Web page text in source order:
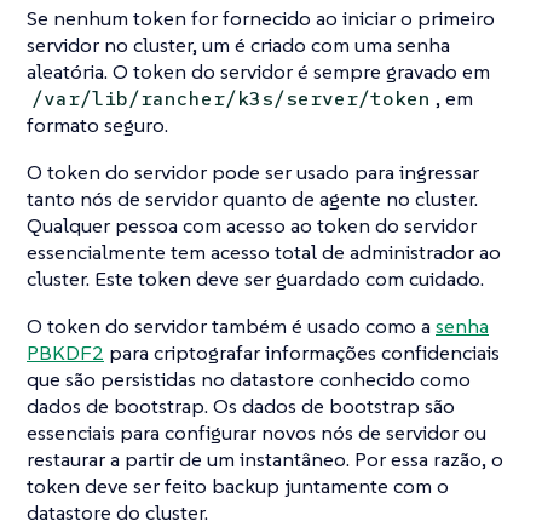
Se nenhum token for fornecido ao iniciar o primeiro
servidor no cluster, um é criado com uma senha
aleatória. O token do servidor é sempre gravado em
/var/lib/rancher/k3s/server/token , em
formato seguro.
O token do servidor pode ser usado para ingressar
tanto nós de servidor quanto de agente no cluster.
Qualquer pessoa com acesso ao token do servidor
essencialmente tem acesso total de administrador ao
cluster. Este token deve ser guardado com cuidado.
O token do servidor também é usado como a senha
PBKDF2 para criptografar informações confidenciais
que são persistidas no datastore conhecido como
dados de bootstrap. Os dados de bootstrap são
essenciais para configurar novos nós de servidor ou
restaurar a partir de um instantâneo. Por essa razão, o
token deve ser feito backup juntamente com o
datastore do cluster.